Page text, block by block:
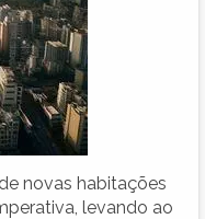
novas habitações
levando ao